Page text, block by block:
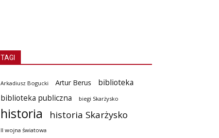
TAGI
Arkadiusz Bogucki Artur Berus
biblioteka
biblioteka publiczna
biegi Skarżysko
historia historia Skarżysko
II wojna światowa